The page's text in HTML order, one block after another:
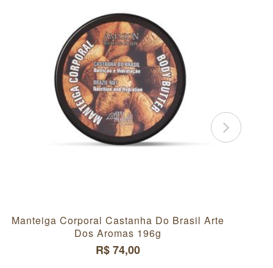
Flower Water, Citric Acid, Sodium Benzoate,
Manteiga Corporal Castanha Do Brasil Arte
Dos Aromas 196g
R$ 74,00